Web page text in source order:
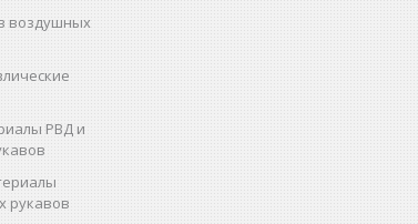
воздушных
РВД и
рукавов